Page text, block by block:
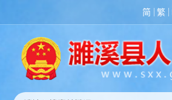
简 繁